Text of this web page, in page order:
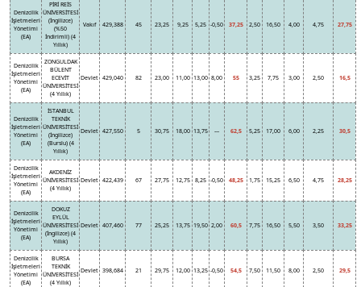
Denizcilik
İşletmeleri
Yönetimi
(EA)
PİRİ REİS
ÜNİVERSİTESİ
(İngilizce)
(%50
İndirimli) (4
Yıllık)
Vakıf 429,388 45 23,25 9,25 5,25 -0,50 37,25 2,50 16,50 4,00 4,75 27,75
Denizcilik
İşletmeleri
Yönetimi
(EA)
ZONGULDAK
BÜLENT
ECEVİT
ÜNİVERSİTESİ
(4 Yıllık)
Devlet 429,040 82 23,00 11,00 13,00 8,00 55 3,25 7,75 3,00 2,50 16,5
Denizcilik
İşletmeleri
Yönetimi
(EA)
İSTANBUL
TEKNİK
ÜNİVERSİTESİ
(İngilizce)
(Burslu) (4
Yıllık)
Devlet 427,550 5 30,75 18,00 13,75 --- 62,5 5,25 17,00 6,00 2,25 30,5
Denizcilik
İşletmeleri
Yönetimi
(EA)
AKDENİZ
ÜNİVERSİTESİ
(4 Yıllık)
Devlet 422,439 67 27,75 12,75 8,25 -0,50 48,25 1,75 15,25 6,50 4,75 28,25
Denizcilik
İşletmeleri
Yönetimi
(EA)
DOKUZ
EYLÜL
ÜNİVERSİTESİ
(İngilizce) (4
Yıllık)
Devlet 407,460 77 25,25 13,75 19,50 2,00 60,5 7,75 16,50 5,50 3,50 33,25
Denizcilik
İşletmeleri
Yönetimi
(EA)
BURSA
TEKNİK
ÜNİVERSİTESİ
(4 Yıllık)
Devlet 398,684 21 29,75 12,00 13,25 -0,50 54,5 7,50 11,50 8,00 2,50 29,5